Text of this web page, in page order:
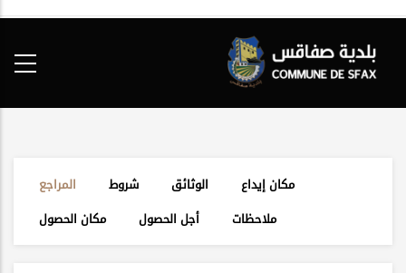
المراجع شروط الوثائق
مكان إيداع
مكان الحصول
أجل الحصول ملاحظات